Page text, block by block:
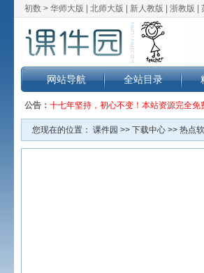
初数 > 华师大版 北师大版 新人教版 浙教版
网站导航 全站目录
公告： 十七年坚持，初心不变！本站资源完全
您现在的位置： 课件园 >> 下载中心 >> 热点